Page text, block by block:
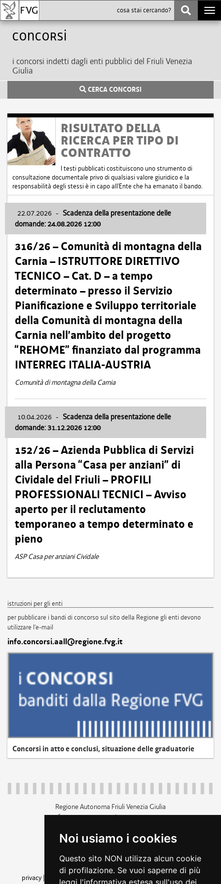
Noi usiamo i cookies
Questo sito NON utilizza alcun cookie
di profilazione. Se vuoi saperne di più
leggi l'informativa estesa sull'uso dei
Concorsi
i concorsi indetti dagli enti pubblici del Friuli Venezia
Giulia
CERCA CONCORSI
RISULTATO DELLA
RICERCA PER TIPO DI
CONTRATTO
I testi pubblicati costituiscono uno strumento di
consultazione documentale privo di qualsiasi valore giuridico e la
responsabilità degli stessi è in capo all'Ente che ha emanato il bando.
22.07.2026 - Scadenza della presentazione delle
domande: 24.08.2026 12:00
316/26 – Comunità di montagna della
Carnia – ISTRUTTORE DIRETTIVO
TECNICO – Cat. D – a tempo
determinato – presso il Servizio
Pianificazione e Sviluppo territoriale
della Comunità di montagna della
Carnia nell’ambito del progetto
“REHOME” finanziato dal programma
INTERREG ITALIA-AUSTRIA
Comunità di montagna della Carnia
10.04.2026 - Scadenza della presentazione delle
domande: 31.12.2026 12:00
152/26 – Azienda Pubblica di Servizi
alla Persona “Casa per anziani” di
Cividale del Friuli – PROFILI
PROFESSIONALI TECNICI – Avviso
aperto per il reclutamento
temporaneo a tempo determinato e
pieno
ASP Casa per anziani Cividale
istruzioni per gli enti
per pubblicare i bandi di concorso sul sito della Regione gli enti devono
utilizzare l'e-mail
info.concorsi.aall@regione.fvg.it
Concorsi in atto e conclusi, situazione delle graduatorie
Regione Autonoma Friuli Venezia Giulia
c.f. 80014930327; p.iva 00526040324
+39 040 3771111
amministrazione trasparente
privacy
cookie |note legali accessibilità
dichiarazione di